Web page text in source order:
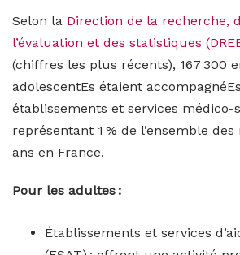
Selon la Direction de la recherche,
l’évaluation et des statistiques
(chiffres les plus récents), 167 300
adolescentEs étaient
établissements et services médico-
représentant 1 % de l’ensemble
ans en France.
Pour les adultes :
Établissements et services